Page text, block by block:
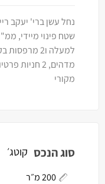
למעלה ו2
מקורי
סוג הנכס קוטג׳
200 מ״ר